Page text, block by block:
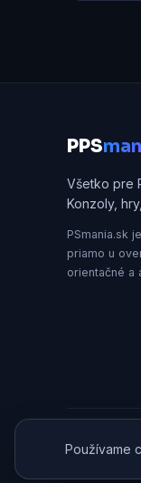
Používame
PPS
Všetko pre
Konzoly,
PSmania.sk
priamo u
orientačné a
© 2026